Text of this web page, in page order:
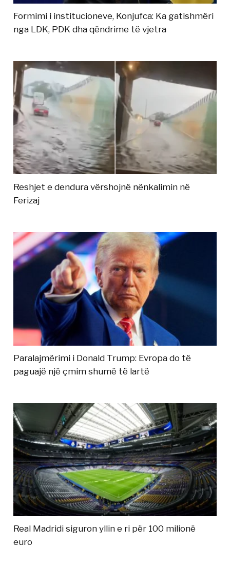
Formimi i institucioneve, Konjufca: Ka gatishmëri
nga LDK, PDK dha qëndrime të vjetra
Reshjet e dendura vërshojnë nënkalimin në
Ferizaj
Paralajmërimi i Donald Trump: Evropa do të
paguajë një çmim shumë të lartë
Real Madridi siguron yllin e ri për 100 milionë
euro